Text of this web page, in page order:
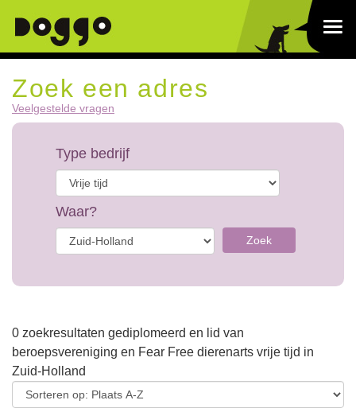
Zoek een adres
Veelgestelde vragen
Type bedrijf
Waar?
Zoek
0 zoekresultaten gediplomeerd en lid van
beroepsvereniging en Fear Free dierenarts vrije tijd in
Zuid-Holland